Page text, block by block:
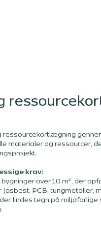
ressourcekortlægning
materialer og ressourcer,
krav:
bygninger over 10 m², der
PCB, tungmetaller,
findes tegn på miljøfarlige